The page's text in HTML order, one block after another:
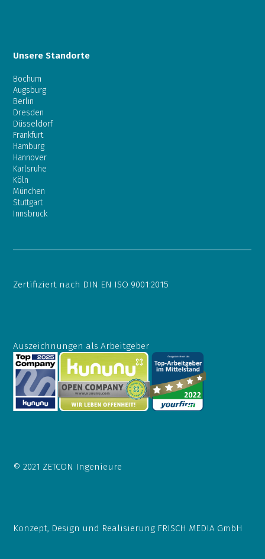
Unsere Standorte
Bochum
Augsburg
Berlin
Dresden
Düsseldorf
Frankfurt
Hamburg
Hannover
Karlsruhe
Köln
München
Stuttgart
Innsbruck
Zertifiziert nach DIN EN ISO 9001:2015
Auszeichnungen als Arbeitgeber
© 2021 ZETCON Ingenieure
Konzept, Design und Realisierung FRISCH MEDIA GmbH